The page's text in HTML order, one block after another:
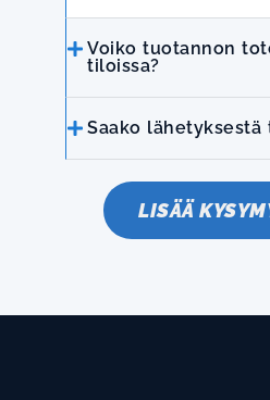
Voiko tuotannon
tiloissa?
Saako lähetyksestä
LISÄÄ